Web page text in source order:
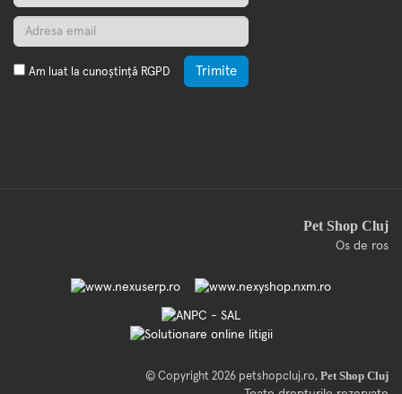
Am luat la cunoștință RGPD Trimite
Pet Shop Cluj
Os de ros
© Copyright 2026 petshopcluj.ro, Pet Shop Cluj